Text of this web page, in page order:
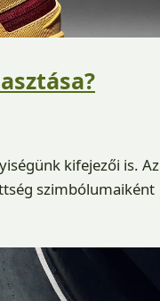
kifejezői is. Az
szimbólumaiként